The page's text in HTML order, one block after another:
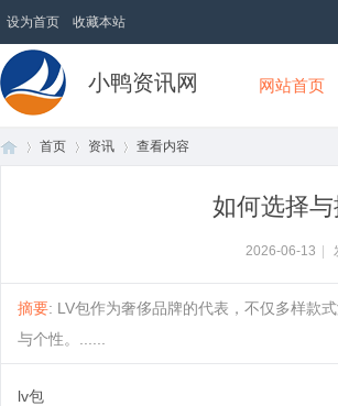
设为首页 收藏本站
小鸭资讯网 网站首页
首页 资讯 查看内容
如何选择
2026-06-13
摘要: LV包作为奢侈品牌的代表，不仅多样款
与个性。......
lv包